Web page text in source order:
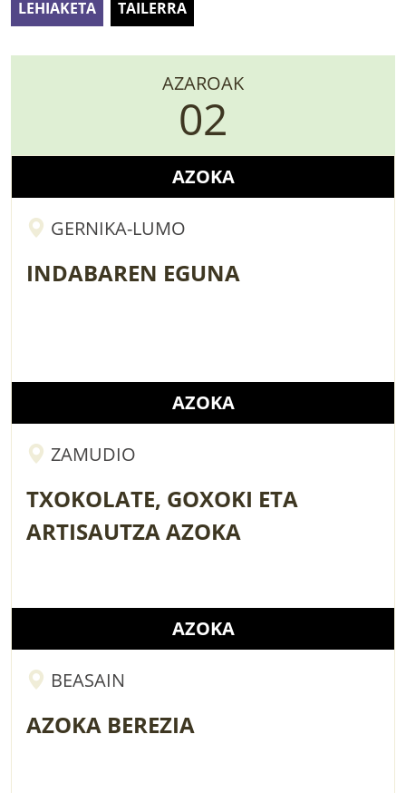
LURRAREN AGENDA
AZOKA
LEHIAKETA TAILERRA
AZAROAK
02
AZOKA
GERNIKA-LUMO
INDABAREN EGUNA
AZOKA
ZAMUDIO
TXOKOLATE, GOXOKI ETA
ARTISAUTZA AZOKA
AZOKA
BEASAIN
AZOKA BEREZIA